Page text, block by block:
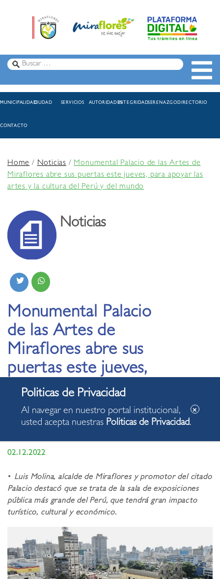
MUNICIPALIDADCIUDAD SERVICIOS AUTORIDADESINTEGRIDADSERENAZGODIRECTORIO
CONTACTO
Home/Noticias /Monumental Palacio de las Artes de
Miraflores abre sus puertas este jueves, para apoyar las
artes y la cultura del Perú y del mundo
Noticias
Monumental Palacio
de las Artes de
Miraflores abre sus
puertas este jueves,
para apoyar las artes y
la cultura del Perú y
del mundo
02.12.2022
• Luis Molina, alcalde de Miraflores y promotor del citado
Palacio destacó que se trata de la sala de exposiciones
pública más grande del Perú, que tendrá gran impacto
turístico, cultural y económico.
Al navegar en nuestro portal institucional,
usted acepta nuestras Politicas de Privacidad.